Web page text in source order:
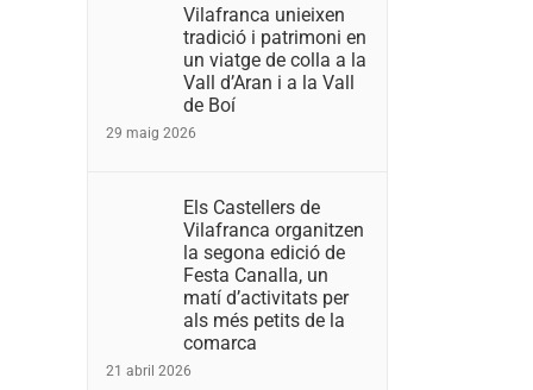
Vilafranca unieixen
tradició i patrimoni en
un viatge de colla a la
Vall d’Aran i a la Vall
de Boí
29 maig 2026
Els Castellers de
Vilafranca organitzen
la segona edició de
Festa Canalla, un
matí d’activitats per
als més petits de la
comarca
21 abril 2026